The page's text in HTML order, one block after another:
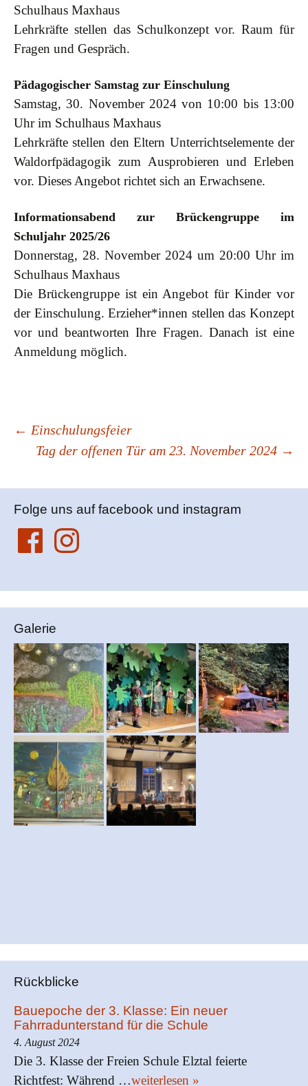
Schulhaus Maxhaus
Lehrkräfte stellen das Schulkonzept vor. Raum für
Fragen und Gespräch.
Pädagogischer Samstag zur Einschulung
Samstag, 30. November 2024 von 10:00 bis 13:00
Uhr im Schulhaus Maxhaus
Lehrkräfte stellen den Eltern Unterrichtselemente der
Waldorfpädagogik zum Ausprobieren und Erleben
vor. Dieses Angebot richtet sich an Erwachsene.
Informationsabend zur Brückengruppe im
Schuljahr 2025/26
Donnerstag, 28. November 2024 um 20:00 Uhr im
Schulhaus Maxhaus
Die Brückengruppe ist ein Angebot für Kinder vor
der Einschulung. Erzieher*innen stellen das Konzept
vor und beantworten Ihre Fragen. Danach ist eine
Anmeldung möglich.
Beitrags-
Navigation
← Einschulungsfeier
Tag der offenen Tür am 23. November 2024 →
Folge uns auf facebook und instagram
FacebookInstagram
Galerie
Rückblicke
Bauepoche der 3. Klasse: Ein neuer
Fahrradunterstand für die Schule
4. August 2024
Die 3. Klasse der Freien Schule Elztal feierte
Richtfest: Während …weiterlesen »